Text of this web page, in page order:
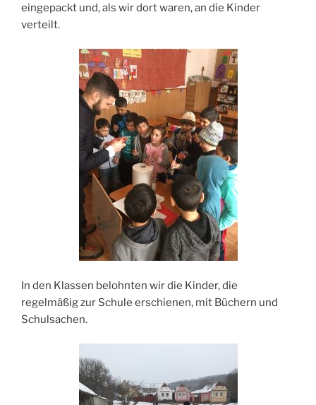
eingepackt und, als wir dort waren, an die Kinder
verteilt.
In den Klassen belohnten wir die Kinder, die
regelmäßig zur Schule erschienen, mit Büchern und
Schulsachen.